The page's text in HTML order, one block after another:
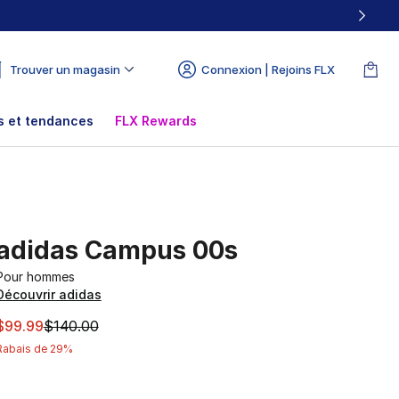
Trouver un magasin Connexion | Rejoins FLX
et tendances FLX Rewards
Campus 00s
hommes
adidas
article est en solde. Le prix est passé de $140.00 à
$140.00
de 29%